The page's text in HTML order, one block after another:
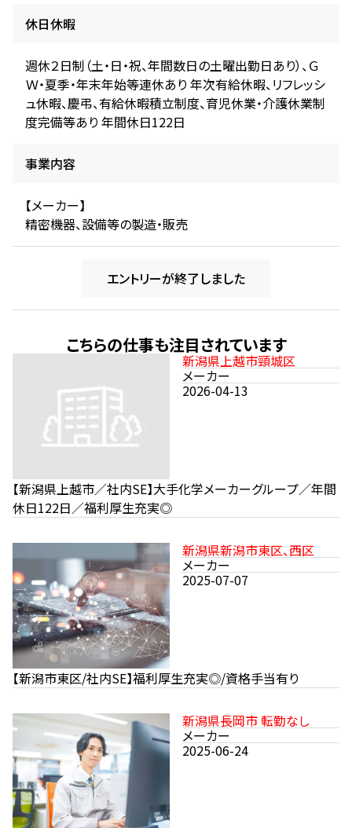
休日休暇
週休２日制（土・日・祝、年間数日の土曜出勤日あり）、Ｇ
Ｗ・夏季・年末年始等連休あり 年次有給休暇、リフレッシ
ュ休暇、慶弔、有給休暇積立制度、育児休業・介護休業制
度完備等あり 年間休日122日
事業内容
【メーカー】
精密機器、設備等の製造・販売
エントリーが終了しました
こちらの仕事も注目されています
新潟県上越市頸城区
メーカー
2026-04-13
【新潟県上越市／社内SE】大手化学メーカーグループ／年間
休日122日／福利厚生充実◎
新潟県新潟市東区、西区
メーカー
2025-07-07
【新潟市東区/社内SE】福利厚生充実◎/資格手当有り
新潟県長岡市 転勤なし
メーカー
2025-06-24